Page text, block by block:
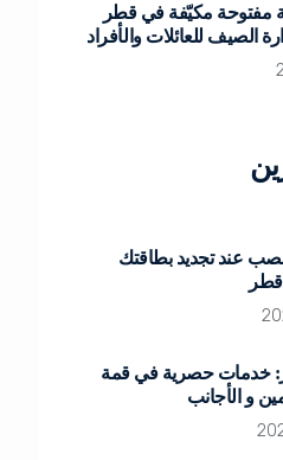
وجهة مفتوحة مكيّفة في قطر
الصيف للعائلات والأفراد
عند تجديد بطاقتك
خدمات حصرية في قمة
و الأجانب